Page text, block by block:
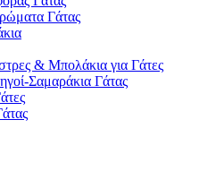
Γάτας
& Μπολάκια για Γάτες
Σαμαράκια Γάτας